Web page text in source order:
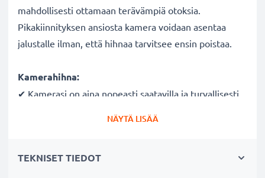
mahdollisesti ottamaan terävämpiä otoksia.
Pikakiinnityksen ansiosta kamera voidaan asentaa
jalustalle ilman, että hihnaa tarvitsee ensin poistaa.
Kamerahihna:
✔ Kamerasi on aina nopeasti saatavilla ja turvallisesti
✔ Säänkestävä ja repäisynkestävä
NÄYTÄ LISÄÄ
TEKNISET TIEDOT